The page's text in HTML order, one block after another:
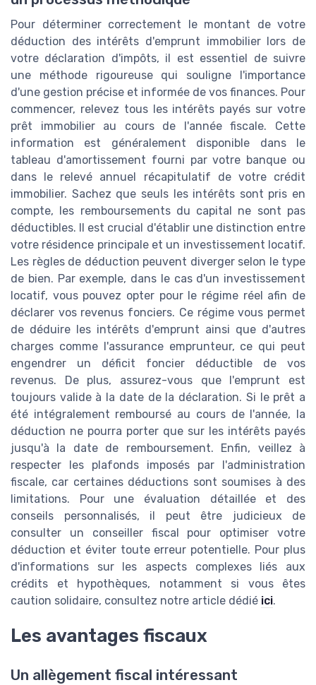
Pour déterminer correctement le montant de votre
déduction des intérêts d'emprunt immobilier lors de
votre déclaration d'impôts, il est essentiel de suivre
une méthode rigoureuse qui souligne l'importance
d'une gestion précise et informée de vos finances. Pour
commencer, relevez tous les intérêts payés sur votre
prêt immobilier au cours de l'année fiscale. Cette
information est généralement disponible dans le
tableau d'amortissement fourni par votre banque ou
dans le relevé annuel récapitulatif de votre crédit
immobilier. Sachez que seuls les intérêts sont pris en
compte, les remboursements du capital ne sont pas
déductibles. Il est crucial d'établir une distinction entre
votre résidence principale et un investissement locatif.
Les règles de déduction peuvent diverger selon le type
de bien. Par exemple, dans le cas d'un investissement
locatif, vous pouvez opter pour le régime réel afin de
déclarer vos revenus fonciers. Ce régime vous permet
de déduire les intérêts d'emprunt ainsi que d'autres
charges comme l'assurance emprunteur, ce qui peut
engendrer un déficit foncier déductible de vos
revenus. De plus, assurez-vous que l'emprunt est
toujours valide à la date de la déclaration. Si le prêt a
été intégralement remboursé au cours de l'année, la
déduction ne pourra porter que sur les intérêts payés
jusqu'à la date de remboursement. Enfin, veillez à
respecter les plafonds imposés par l'administration
fiscale, car certaines déductions sont soumises à des
limitations. Pour une évaluation détaillée et des
conseils personnalisés, il peut être judicieux de
consulter un conseiller fiscal pour optimiser votre
déduction et éviter toute erreur potentielle. Pour plus
d'informations sur les aspects complexes liés aux
crédits et hypothèques, notamment si vous êtes
caution solidaire, consultez notre article dédié ici.
Les avantages fiscaux
Un allègement fiscal intéressant